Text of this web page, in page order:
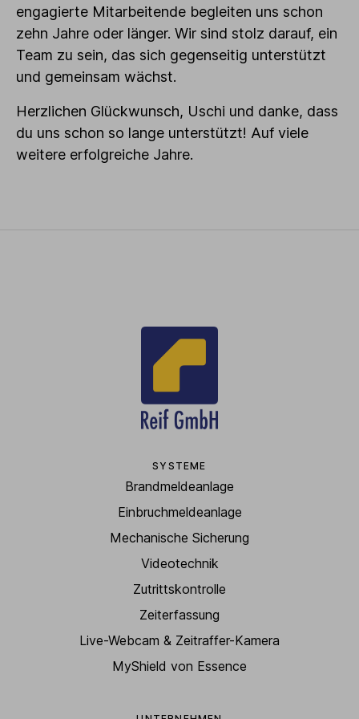
engagierte Mitarbeitende begleiten uns schon
zehn Jahre oder länger. Wir sind stolz darauf, ein
Team zu sein, das sich gegenseitig unterstützt
und gemeinsam wächst.
Herzlichen Glückwunsch, Uschi und danke, dass
du uns schon so lange unterstützt! Auf viele
weitere erfolgreiche Jahre.
SYSTEME
Brandmeldeanlage
Einbruchmeldeanlage
Mechanische Sicherung
Videotechnik
Zutrittskontrolle
Zeiterfassung
Live-Webcam & Zeitraffer-Kamera
MyShield von Essence